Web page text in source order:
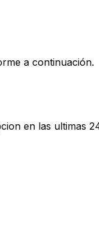
a continuación.
en las ultimas